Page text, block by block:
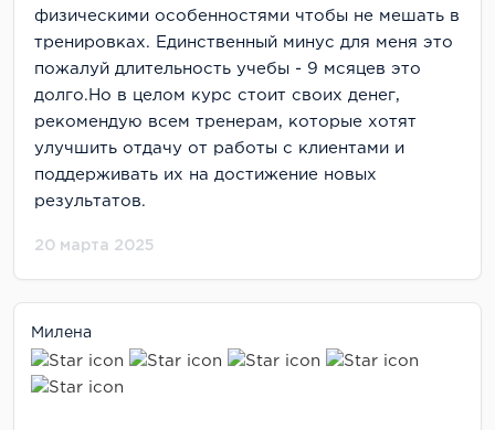
физическими особенностями чтобы не мешать в
тренировках. Единственный минус для меня это
пожалуй длительность учебы - 9 мсяцев это
долго.Но в целом курс стоит своих денег,
рекомендую всем тренерам, которые хотят
улучшить отдачу от работы с клиентами и
поддерживать их на достижение новых
результатов.
20 марта 2025
Милена